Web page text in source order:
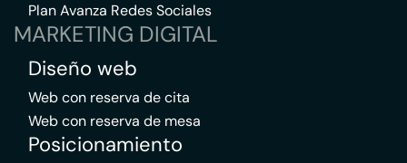
Plan Avanza Redes Sociales
MARKETING DIGITAL
Diseño web
Web con reserva de cita
Web con reserva de mesa
Posicionamiento